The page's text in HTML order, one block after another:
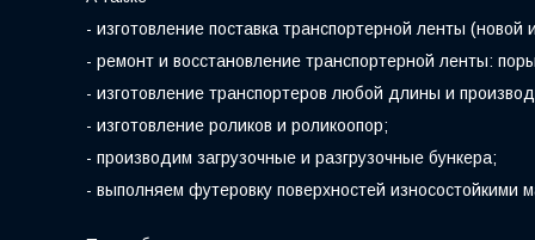
- изготовление поставка транспортерной ленты (новой
- ремонт и восстановление транспортерной ленты:
- изготовление транспортеров любой длины и
- изготовление роликов и роликоопор;
- производим загрузочные и разгрузочные бункера;
- выполняем футеровку поверхностей износостойкими